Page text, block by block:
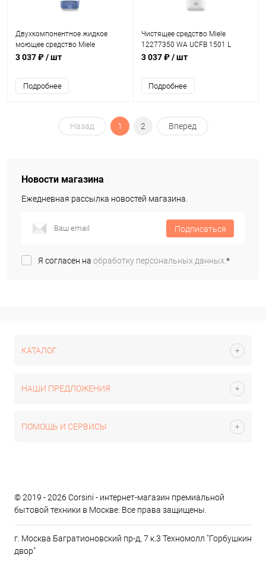
Двухкомпонентное жидкое
моющее средство Miele
11887240 WA UP1 1402 L
3 037 ₽/ шт
Подробнее
Чистящее средство Miele
12277350 WA UCFB 1501 L
3 037 ₽/ шт
Подробнее
Назад 1 2 Вперед
Новости магазина
Ежедневная рассылка новостей магазина.
Подписаться
Я согласен на обработку персональных данных.*
КАТАЛОГ
НАШИ ПРЕДЛОЖЕНИЯ
ПОМОЩЬ И СЕРВИСЫ
© 2019 - 2026 Corsini - интернет-магазин премиальной
бытовой техники в Москве. Все права защищены.
г. Москва Багратионовский пр-д, 7 к.3 Техномолл "Горбушкин
двор"